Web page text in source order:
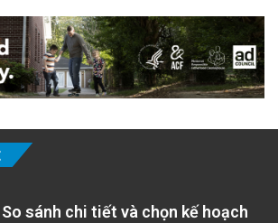
So sánh chi tiết và chọn kế hoạch